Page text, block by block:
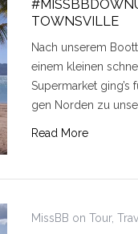
TOWNSVILLE
Nach unserem
einem kleinen
Supermarket ging’s
gen Norden zu
Read More
MissBB on Tour,